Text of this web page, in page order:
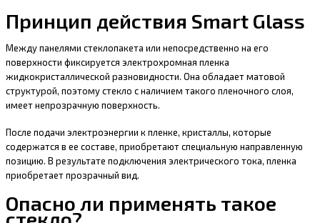
Принцип действия Smart Glass
Между панелями стеклопакета или непосредственно на его
поверхности фиксируется электрохромная пленка
жидкокристаллической разновидности. Она обладает матовой
структурой, поэтому стекло с наличием такого пленочного слоя,
имеет непрозрачную поверхность.
После подачи электроэнергии к пленке, кристаллы, которые
содержатся в ее составе, приобретают специальную направленную
позицию. В результате подключения электрического тока, пленка
приобретает прозрачный вид.
Опасно ли применять такое